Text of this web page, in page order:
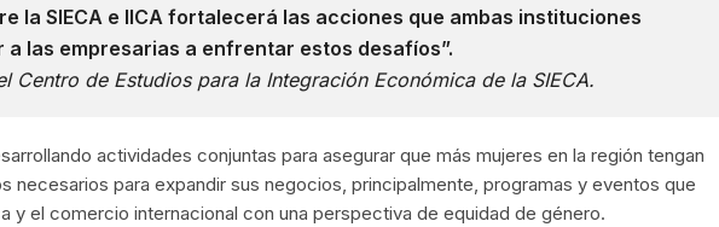
la SIECA e IICA fortalecerá las acciones que ambas instituciones
las empresarias a enfrentar estos desafíos”.
Centro de Estudios para la Integración Económica de la SIECA.
actividades conjuntas para asegurar que más mujeres en la región tengan
necesarios para expandir sus negocios, principalmente, programas y eventos que
y el comercio internacional con una perspectiva de equidad de género.